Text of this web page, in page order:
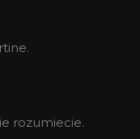
rozumiecie.